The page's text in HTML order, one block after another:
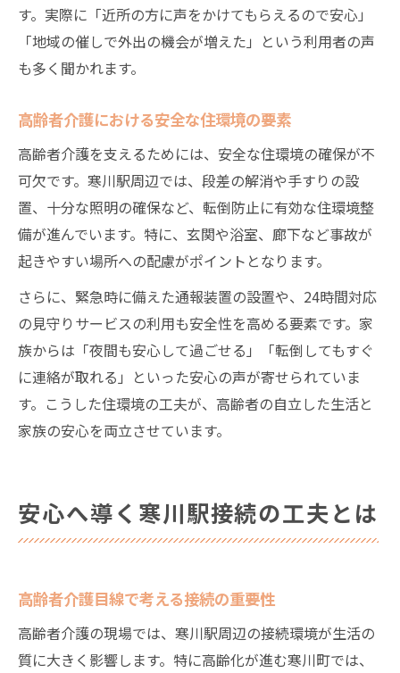
す。実際に「近所の方に声をかけてもらえるので安心」
「地域の催しで外出の機会が増えた」という利用者の声
も多く聞かれます。
高齢者介護における安全な住環境の要素
高齢者介護を支えるためには、安全な住環境の確保が不
可欠です。寒川駅周辺では、段差の解消や手すりの設
置、十分な照明の確保など、転倒防止に有効な住環境整
備が進んでいます。特に、玄関や浴室、廊下など事故が
起きやすい場所への配慮がポイントとなります。
さらに、緊急時に備えた通報装置の設置や、24時間対応
の見守りサービスの利用も安全性を高める要素です。家
族からは「夜間も安心して過ごせる」「転倒してもすぐ
に連絡が取れる」といった安心の声が寄せられていま
す。こうした住環境の工夫が、高齢者の自立した生活と
家族の安心を両立させています。
安心へ導く寒川駅接続の工夫とは
高齢者介護目線で考える接続の重要性
高齢者介護の現場では、寒川駅周辺の接続環境が生活の
質に大きく影響します。特に高齢化が進む寒川町では、